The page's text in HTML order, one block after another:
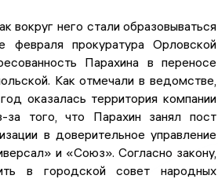
вокруг него стали образовываться
прокуратура Орловской
Парахина в переносе
Как отмечали в ведомстве,
оказалась территория компании
того, что Парахин занял пост
в доверительное управление
и «Союз». Согласно закону,
в городской совет народных